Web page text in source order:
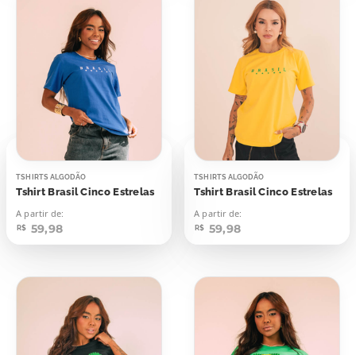
TSHIRTS ALGODÃO
Tshirt Brasil Cinco Estrelas
A partir de:
R$ 59,98
TSHIRTS ALGODÃO
Tshirt Brasil Cinco Estrelas
A partir de:
R$ 59,98